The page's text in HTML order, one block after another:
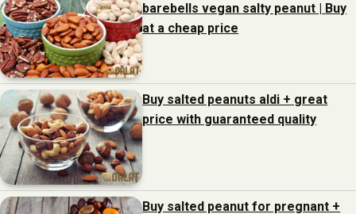
barebells vegan salty peanut | Buy
at a cheap price
Buy salted peanuts aldi + great
price with guaranteed quality
Buy salted peanut for pregnant +